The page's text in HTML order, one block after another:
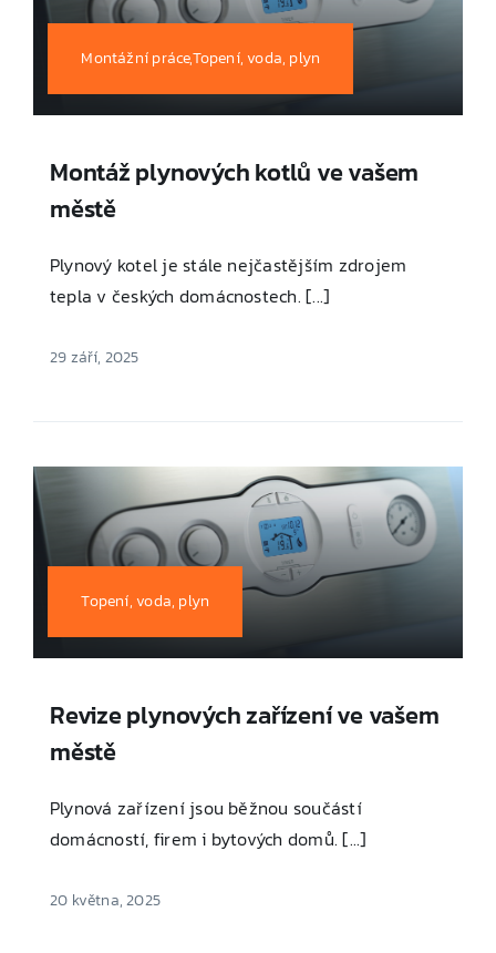
Montážní práce,Topení, voda, plyn
Montáž plynových kotlů ve vašem
městě
Plynový kotel je stále nejčastějším zdrojem
tepla v českých domácnostech. [...]
29 září, 2025
Topení, voda, plyn
Revize plynových zařízení ve vašem
městě
Plynová zařízení jsou běžnou součástí
domácností, firem i bytových domů. [...]
20 května, 2025